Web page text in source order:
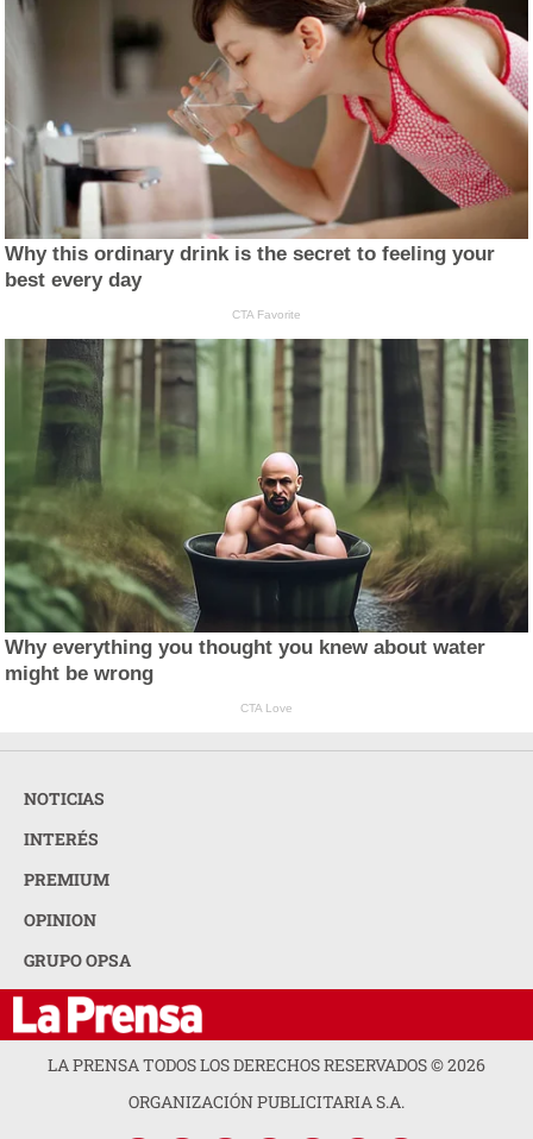
Why this ordinary drink is the secret to feeling your
best every day
CTA Favorite
Why everything you thought you knew about water
might be wrong
CTA Love
NOTICIAS
INTERÉS
PREMIUM
OPINION
GRUPO OPSA
LA PRENSA TODOS LOS DERECHOS RESERVADOS ©2026
ORGANIZACIÓN PUBLICITARIA S.A.